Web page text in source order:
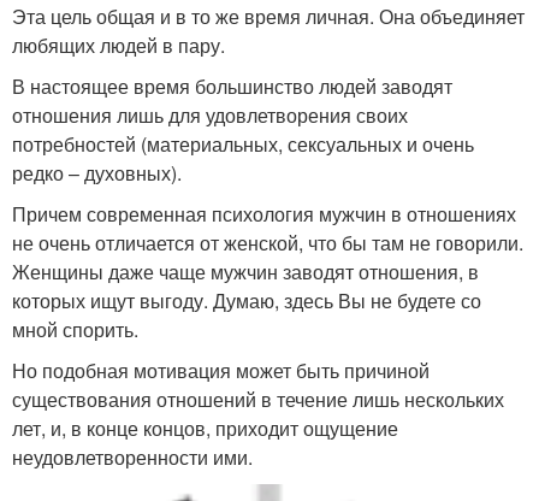
Эта цель общая и в то же время личная. Она объединяет
любящих людей в пару.
В настоящее время большинство людей заводят
отношения лишь для удовлетворения своих
потребностей (материальных, сексуальных и очень
редко – духовных).
Причем современная психология мужчин в отношениях
не очень отличается от женской, что бы там не говорили.
Женщины даже чаще мужчин заводят отношения, в
которых ищут выгоду. Думаю, здесь Вы не будете со
мной спорить.
Но подобная мотивация может быть причиной
существования отношений в течение лишь нескольких
лет, и, в конце концов, приходит ощущение
неудовлетворенности ими.